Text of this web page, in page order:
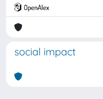
social impact